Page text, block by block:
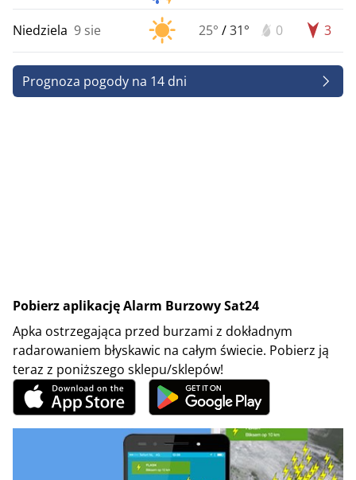
Niedziela 9 sie 25° /31° 0 3
Prognoza pogody na 14 dni
Pobierz aplikację Alarm Burzowy Sat24
Apka ostrzegająca przed burzami z dokładnym
radarowaniem błyskawic na całym świecie. Pobierz ją
teraz z poniższego sklepu/sklepów!